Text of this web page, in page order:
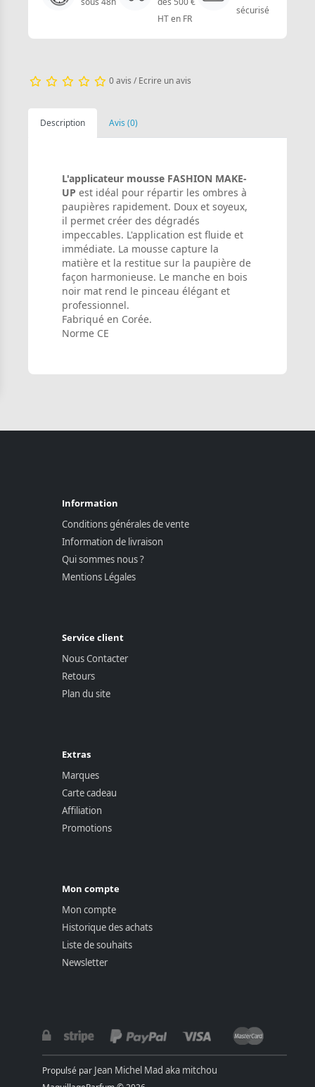
HT en FR
sécurisé
0 avis / Ecrire un avis
Description Avis (0)
L'applicateur mousse FASHION MAKE-
UP est idéal pour répartir les ombres à
paupières rapidement. Doux et soyeux,
il permet créer des dégradés
impeccables. L'application est fluide et
immédiate. La mousse capture la
matière et la restitue sur la paupière de
façon harmonieuse. Le manche en bois
noir mat rend le pinceau élégant et
professionnel.
Fabriqué en Corée.
Norme CE
Information
Conditions générales de vente
Information de livraison
Qui sommes nous ?
Mentions Légales
Service client
Nous Contacter
Retours
Plan du site
Extras
Marques
Carte cadeau
Affiliation
Promotions
Mon compte
Mon compte
Historique des achats
Liste de souhaits
Newsletter
Propulsé par Jean Michel Mad aka mitchou